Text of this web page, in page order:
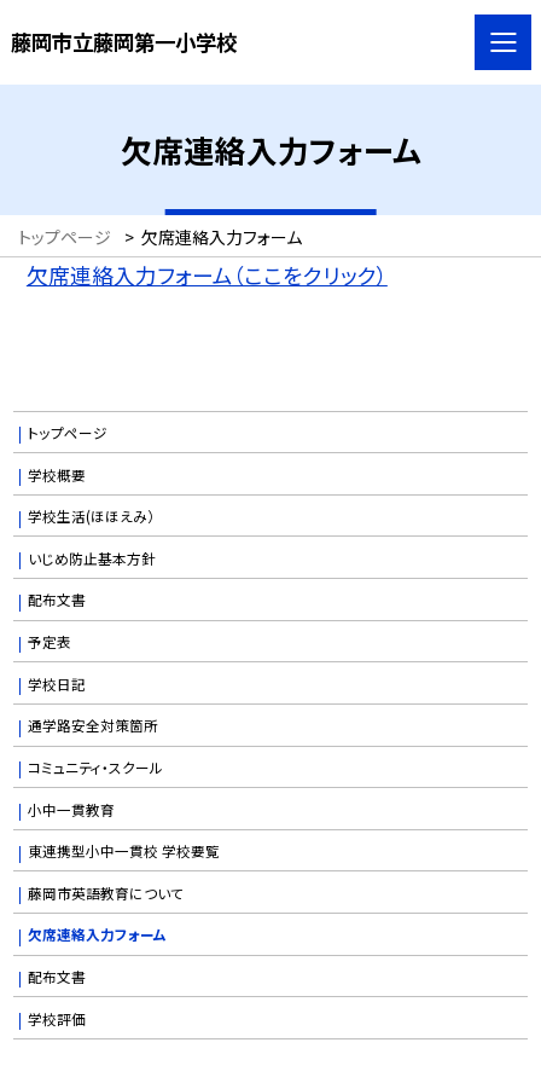
藤岡市立藤岡第一小学校
欠席連絡入力フォーム
トップページ > 欠席連絡入力フォーム
欠席連絡入力フォーム（ここをクリック）
トップページ
学校概要
学校生活(ほほえみ）
いじめ防止基本方針
配布文書
予定表
学校日記
通学路安全対策箇所
コミュニティ・スクール
小中一貫教育
東連携型小中一貫校 学校要覧
藤岡市英語教育について
欠席連絡入力フォーム
配布文書
学校評価